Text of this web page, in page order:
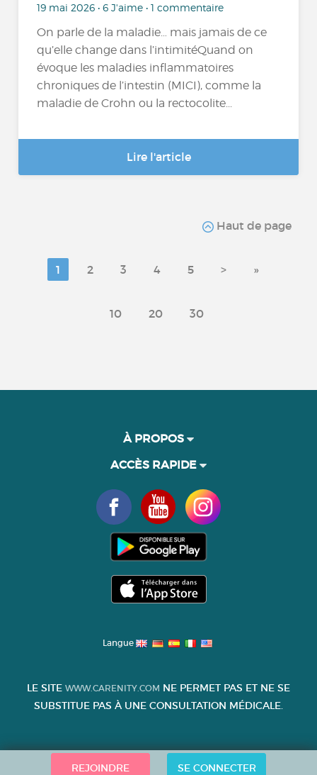
19 mai 2026 • 6 J'aime • 1 commentaire
On parle de la maladie… mais jamais de ce
qu’elle change dans l’intimitéQuand on
évoque les maladies inflammatoires
chroniques de l’intestin (MICI), comme la
maladie de Crohn ou la rectocolite...
Lire l'article
Haut de page
1 2 3 4 5 > »
10 20 30
REJOINDRE SE CONNECTER
À PROPOS
ACCÈS RAPIDE
Langue
LE SITE WWW.CARENITY.COM NE PERMET PAS ET NE SE
SUBSTITUE PAS À UNE CONSULTATION MÉDICALE.